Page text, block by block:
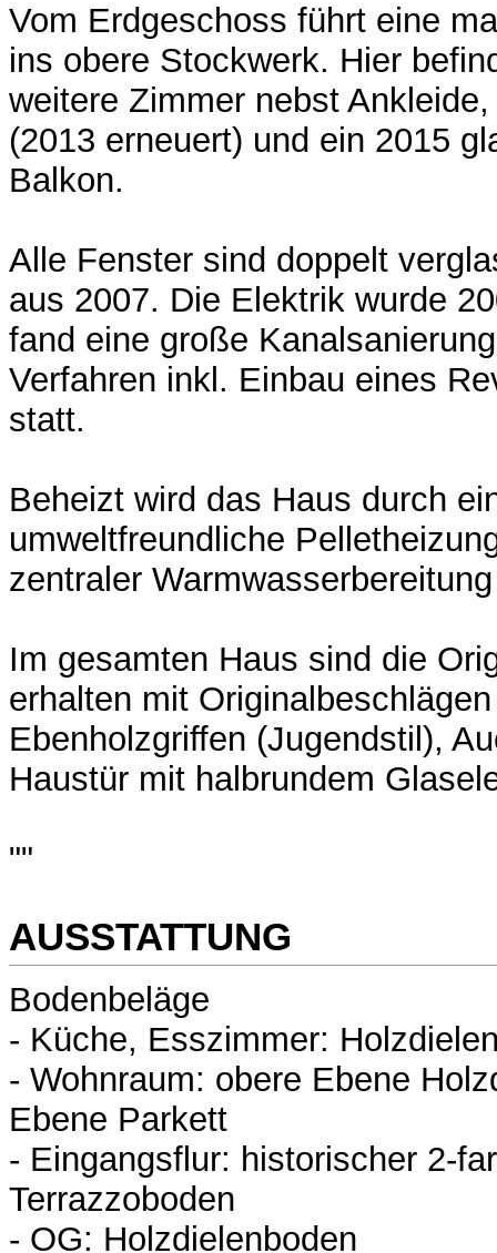
Vom Erdgeschoss führt eine
ins obere Stockwerk. Hier
weitere Zimmer nebst
(2013 erneuert) und ein 2015
Balkon.
Alle Fenster sind doppelt
aus 2007. Die Elektrik wurde
fand eine große
Verfahren inkl. Einbau eines
statt.
Beheizt wird das Haus durch
umweltfreundliche
zentraler
Im gesamten Haus sind die
erhalten mit
Ebenholzgriffen (Jugendstil),
Haustür mit halbrundem
""
AUSSTATTUNG
Bodenbeläge
- Küche, Esszimmer:
- Wohnraum: obere Ebene
Ebene Parkett
- Eingangsflur: historischer 2-
Terrazzoboden
- OG: Holzdielenboden